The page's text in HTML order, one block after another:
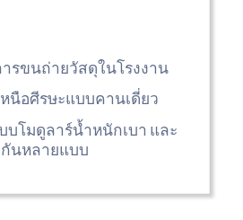
รขนถ่ายวัสดุในโรงงาน
นือศีรษะแบบคานเดี่ยว
บโมดูลาร์น้ำหนักเบา และ
นหลายแบบ